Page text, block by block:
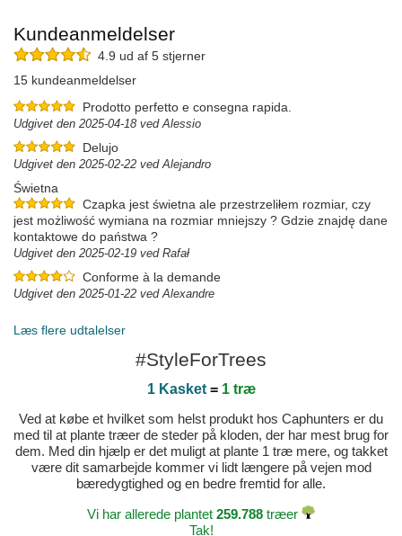
Kundeanmeldelser
4.9 ud af 5 stjerner
15 kundeanmeldelser
Prodotto perfetto e consegna rapida.
Udgivet den 2025-04-18 ved Alessio
Delujo
Udgivet den 2025-02-22 ved Alejandro
Świetna
Czapka jest świetna ale przestrzeliłem rozmiar, czy
jest możliwość wymiana na rozmiar mniejszy ? Gdzie znajdę dane
kontaktowe do państwa ?
Udgivet den 2025-02-19 ved Rafał
Conforme à la demande
Udgivet den 2025-01-22 ved Alexandre
Læs flere udtalelser
#StyleForTrees
1 Kasket= 1 træ
Ved at købe et hvilket som helst produkt hos Caphunters er du
med til at plante træer de steder på kloden, der har mest brug for
dem. Med din hjælp er det muligt at plante 1 træ mere, og takket
være dit samarbejde kommer vi lidt længere på vejen mod
bæredygtighed og en bedre fremtid for alle.
Vi har allerede plantet 259.788 træer
Tak!